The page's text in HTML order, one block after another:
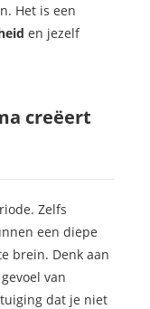
Het is een
en jezelf
creëert
Zelfs
een diepe
brein. Denk aan
van
dat je niet